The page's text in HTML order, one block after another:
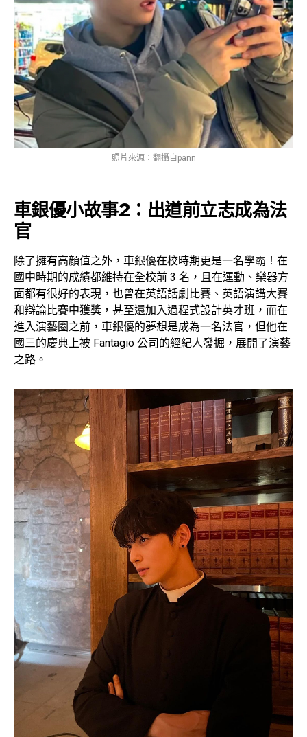
照片來源：翻攝自pann
車銀優小故事2：出道前立志成為法
官
除了擁有高顏值之外，車銀優在校時期更是一名學霸！在
國中時期的成績都維持在全校前 3 名，且在運動、樂器方
面都有很好的表現，也曾在英語話劇比賽、英語演講大賽
和辯論比賽中獲獎，甚至還加入過程式設計英才班，而在
進入演藝圈之前，車銀優的夢想是成為一名法官，但他在
國三的慶典上被 Fantagio 公司的經紀人發掘，展開了演藝
之路。